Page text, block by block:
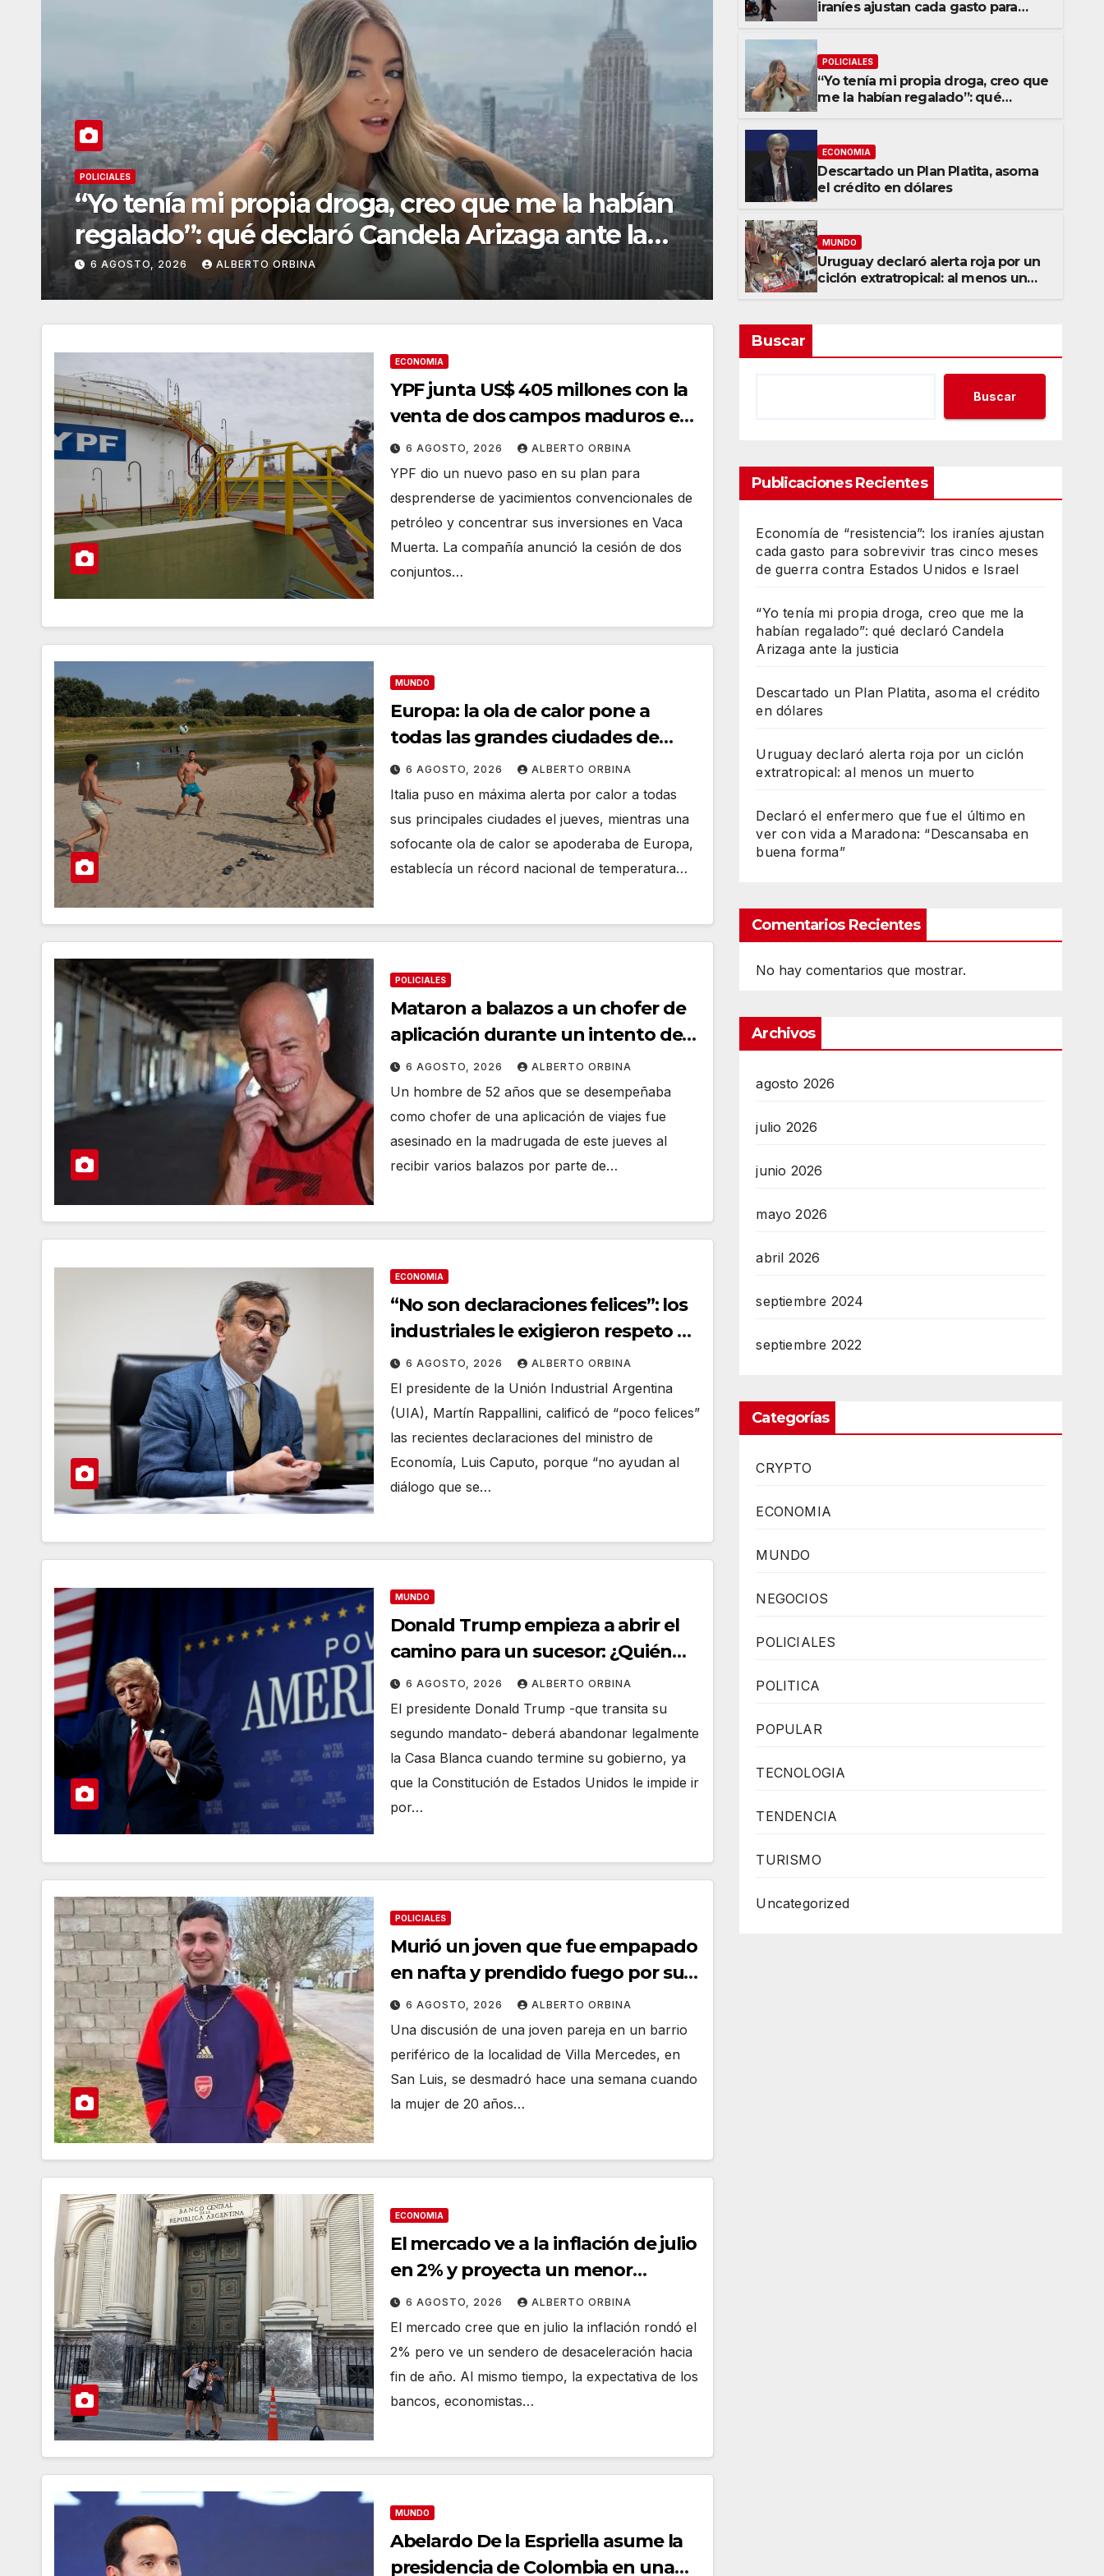
ECONOMIA
Descartado un Plan Platita, asoma el crédito en
dólares
6 AGOSTO, 2026 ALBERTO ORBINA
MUNDO
Uruguay declaró alerta roja
extratropical: al menos un
6 AGOSTO, 2026 ALBERTO ORBINA
iraníes ajustan cada gasto para
Israel
POLICIALES
“Yo tenía mi propia droga, creo que
me la habían regalado”: qué
ECONOMIA
Descartado un Plan Platita, asoma
el crédito en dólares
MUNDO
Uruguay declaró alerta roja por un
ciclón extratropical: al menos un
ECONOMIA
YPF junta US$ 405 millones con la
venta de dos campos maduros en
Mendoza
6 AGOSTO, 2026 ALBERTO ORBINA
YPF dio un nuevo paso en su plan para
desprenderse de yacimientos convencionales de
petróleo y concentrar sus inversiones en Vaca
Muerta. La compañía anunció la cesión de dos
conjuntos…
MUNDO
Europa: la ola de calor pone a
todas las grandes ciudades de
Italia en alerta roja y Austria y
Eslovaquia baten récords de
temperatura
6 AGOSTO, 2026 ALBERTO ORBINA
Italia puso en máxima alerta por calor a todas
sus principales ciudades el jueves, mientras una
sofocante ola de calor se apoderaba de Europa,
establecía un récord nacional de temperatura…
POLICIALES
Mataron a balazos a un chofer de
aplicación durante un intento de
robo en La Matanza
6 AGOSTO, 2026 ALBERTO ORBINA
Un hombre de 52 años que se desempeñaba
como chofer de una aplicación de viajes fue
asesinado en la madrugada de este jueves al
recibir varios balazos por parte de…
ECONOMIA
“No son declaraciones felices”: los
industriales le exigieron respeto a
Caputo y expresaron “alta
preocupación” por el conflicto con
Brasil
6 AGOSTO, 2026 ALBERTO ORBINA
El presidente de la Unión Industrial Argentina
(UIA), Martín Rappallini, calificó de “poco felices”
las recientes declaraciones del ministro de
Economía, Luis Caputo, porque “no ayudan al
diálogo que se…
MUNDO
Donald Trump empieza a abrir el
camino para un sucesor: ¿Quién
será el candidato republicano a la
presidencia en 2028?
6 AGOSTO, 2026 ALBERTO ORBINA
El presidente Donald Trump -que transita su
segundo mandato- deberá abandonar legalmente
la Casa Blanca cuando termine su gobierno, ya
que la Constitución de Estados Unidos le impide ir
por…
POLICIALES
Murió un joven que fue empapado
en nafta y prendido fuego por su
novia tras una pelea: la víctima
agonizó cinco días y tenía dos hijos
6 AGOSTO, 2026 ALBERTO ORBINA
Una discusión de una joven pareja en un barrio
periférico de la localidad de Villa Mercedes, en
San Luis, se desmadró hace una semana cuando
la mujer de 20 años…
ECONOMIA
El mercado ve a la inflación de julio
en 2% y proyecta un menor
crecimiento para 2026
6 AGOSTO, 2026 ALBERTO ORBINA
El mercado cree que en julio la inflación rondó el
2% pero ve un sendero de desaceleración hacia
fin de año. Al mismo tiempo, la expectativa de los
bancos, economistas…
MUNDO
Abelardo De la Espriella asume la
presidencia de Colombia en una
Buscar
Buscar
Publicaciones Recientes
Economía de “resistencia”: los iraníes ajustan
cada gasto para sobrevivir tras cinco meses
de guerra contra Estados Unidos e Israel
“Yo tenía mi propia droga, creo que me la
habían regalado”: qué declaró Candela
Arizaga ante la justicia
Descartado un Plan Platita, asoma el crédito
en dólares
Uruguay declaró alerta roja por un ciclón
extratropical: al menos un muerto
Declaró el enfermero que fue el último en
ver con vida a Maradona: “Descansaba en
buena forma”
Comentarios Recientes
No hay comentarios que mostrar.
Archivos
agosto 2026
julio 2026
junio 2026
mayo 2026
abril 2026
septiembre 2024
septiembre 2022
Categorías
CRYPTO
ECONOMIA
MUNDO
NEGOCIOS
POLICIALES
POLITICA
POPULAR
TECNOLOGIA
TENDENCIA
TURISMO
Uncategorized